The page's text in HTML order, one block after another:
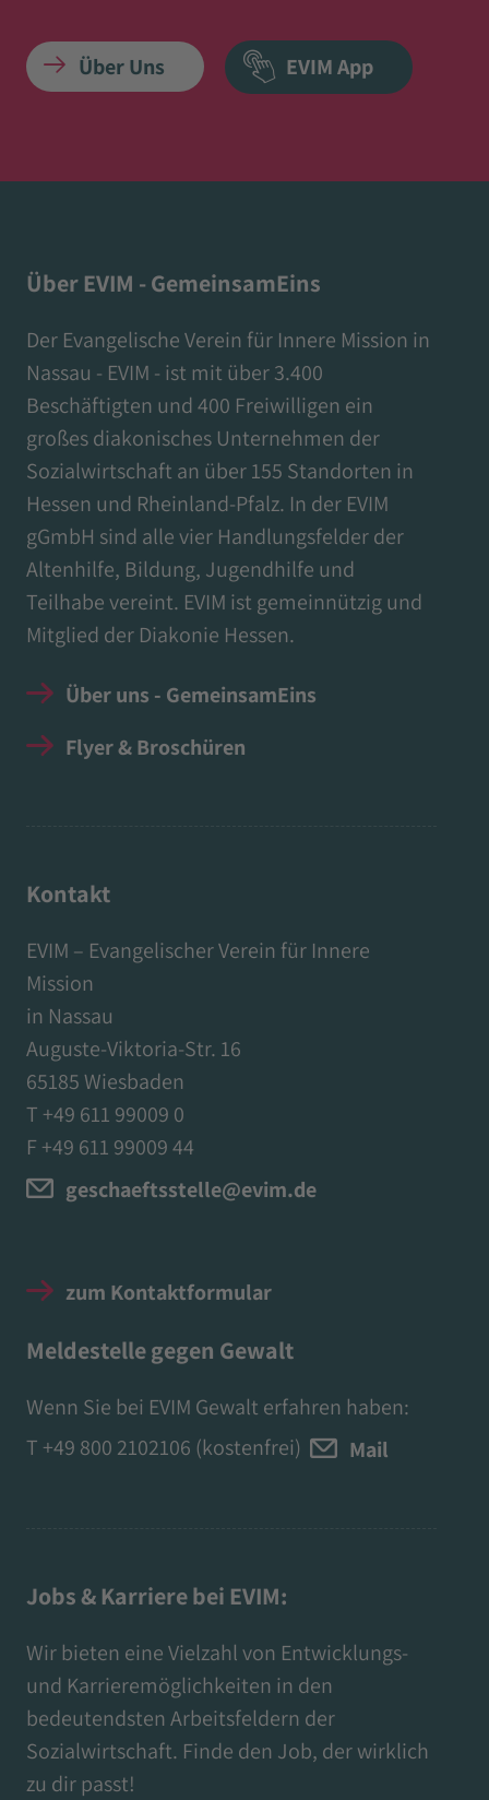
Über Uns EVIM App
Über EVIM - GemeinsamEins
Der Evangelische Verein für Innere Mission in
Nassau - EVIM - ist mit über 3.400
Beschäftigten und 400 Freiwilligen ein
großes diakonisches Unternehmen der
Sozialwirtschaft an über 155 Standorten in
Hessen und Rheinland-Pfalz. In der EVIM
gGmbH sind alle vier Handlungsfelder der
Altenhilfe, Bildung, Jugendhilfe und
Teilhabe vereint. EVIM ist gemeinnützig und
Mitglied der Diakonie Hessen.
Über uns - GemeinsamEins
Flyer & Broschüren
Kontakt
EVIM – Evangelischer Verein für Innere
Mission
in Nassau
Auguste-Viktoria-Str. 16
65185 Wiesbaden
T +49 611 99009 0
F +49 611 99009 44
geschaeftsstelle@evim.de
zum Kontaktformular
Meldestelle gegen Gewalt
Wenn Sie bei EVIM Gewalt erfahren haben:
T +49 800 2102106 (kostenfrei) Mail
Jobs & Karriere bei EVIM:
Wir bieten eine Vielzahl von Entwicklungs-
und Karrieremöglichkeiten in den
bedeutendsten Arbeitsfeldern der
Sozialwirtschaft. Finde den Job, der wirklich
zu dir passt!